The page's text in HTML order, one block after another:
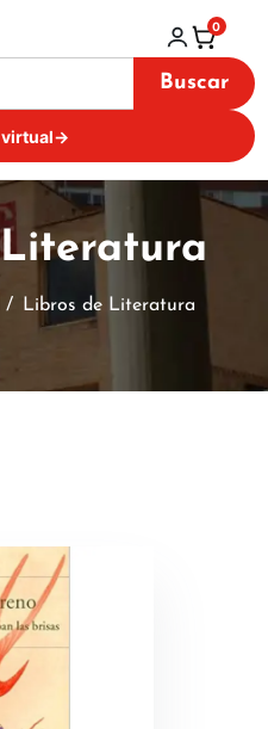
Buscar
→
0
/ Libros de Literatura